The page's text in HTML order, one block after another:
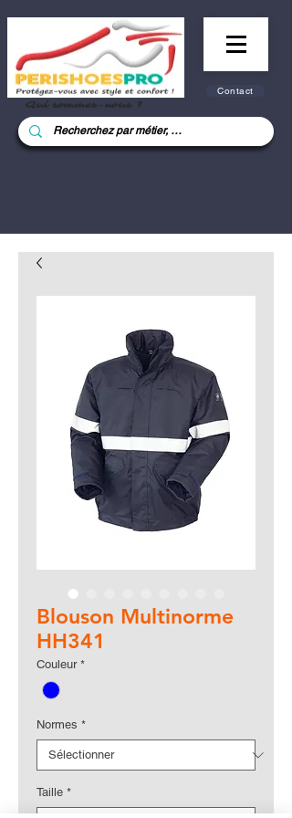
Contact
Qui sommes-nous ?
Blouson Multinorme
HH341
Couleur *
Normes *
Taille *